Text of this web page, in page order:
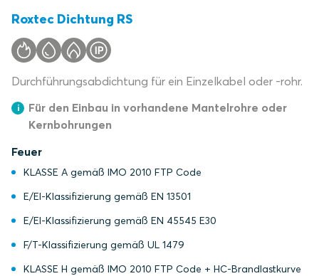
Roxtec Dichtung RS
Durchführungsabdichtung für ein Einzelkabel oder -rohr.
Für den Einbau in vorhandene Mantelrohre oder
Kernbohrungen
Feuer
KLASSE A gemäß IMO 2010 FTP Code
E/EI-Klassifizierung gemäß EN 13501
E/EI-Klassifizierung gemäß EN 45545 E30
F/T-Klassifizierung gemäß UL 1479
KLASSE H gemäß IMO 2010 FTP Code + HC-Brandlastkurve